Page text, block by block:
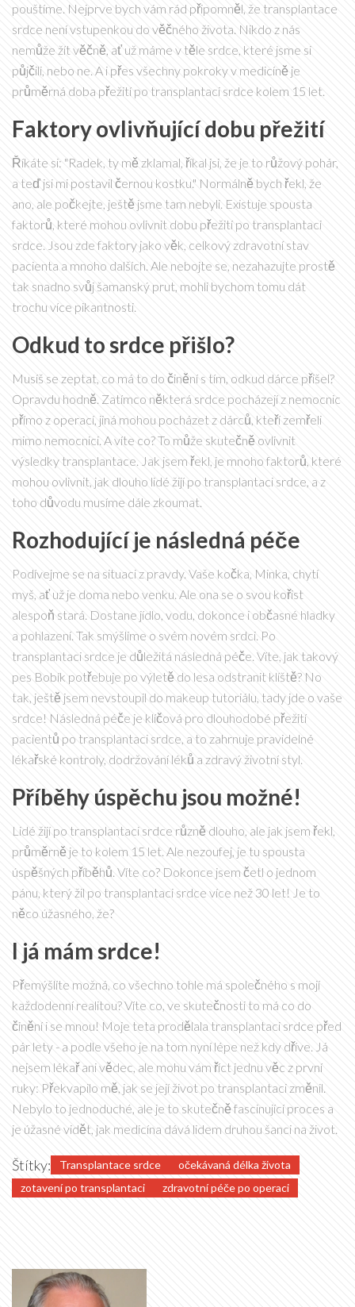
pouštíme. Nejprve bych vám rád připomněl, že transplantace
srdce není vstupenkou do věčného života. Nikdo z nás
nemůže žít věčně, ať už máme v těle srdce, které jsme si
půjčili, nebo ne. A i přes všechny pokroky v medicíně je
průměrná doba přežití po transplantaci srdce kolem 15 let.
Faktory ovlivňující dobu přežití
Říkáte si: "Radek, ty mě zklamal, říkal jsi, že je to růžový pohár,
a teď jsi mi postavil černou kostku." Normálně bych řekl, že
ano, ale počkejte, ještě jsme tam nebyli. Existuje spousta
faktorů, které mohou ovlivnit dobu přežití po transplantaci
srdce. Jsou zde faktory jako věk, celkový zdravotní stav
pacienta a mnoho dalších. Ale nebojte se, nezahazujte prostě
tak snadno svůj šamanský prut, mohli bychom tomu dát
trochu více pikantnosti.
Odkud to srdce přišlo?
Musíš se zeptat, co má to do činění s tím, odkud dárce přišel?
Opravdu hodně. Zatímco některá srdce pocházejí z nemocnic
přímo z operací, jiná mohou pocházet z dárců, kteří zemřeli
mimo nemocnici. A víte co? To může skutečně ovlivnit
výsledky transplantace. Jak jsem řekl, je mnoho faktorů, které
mohou ovlivnit, jak dlouho lidé žijí po transplantaci srdce, a z
toho důvodu musíme dále zkoumat.
Rozhodující je následná péče
Podívejme se na situaci z pravdy. Vaše kočka, Minka, chytí
myš, ať už je doma nebo venku. Ale ona se o svou kořist
alespoň stará. Dostane jídlo, vodu, dokonce i občasné hladky
a pohlazení. Tak smýšlíme o svém novém srdci. Po
transplantaci srdce je důležitá následná péče. Víte, jak takový
pes Bobík potřebuje po výletě do lesa odstranit klíště? No
tak, ještě jsem nevstoupil do makeup tutoriálu, tady jde o vaše
srdce! Následná péče je klíčová pro dlouhodobé přežití
pacientů po transplantaci srdce, a to zahrnuje pravidelné
lékařské kontroly, dodržování léků a zdravý životní styl.
Příběhy úspěchu jsou možné!
Lidé žijí po transplantaci srdce různě dlouho, ale jak jsem řekl,
průměrně je to kolem 15 let. Ale nezoufej, je tu spousta
úspěšných příběhů. Víte co? Dokonce jsem četl o jednom
pánu, který žil po transplantaci srdce více než 30 let! Je to
něco úžasného, že?
I já mám srdce!
Přemýšlíte možná, co všechno tohle má společného s mojí
každodenní realitou? Víte co, ve skutečnosti to má co do
činění i se mnou! Moje teta prodělala transplantaci srdce před
pár lety - a podle všeho je na tom nyní lépe než kdy dříve. Já
nejsem lékař ani vědec, ale mohu vám říct jednu věc z první
ruky: Překvapilo mě, jak se její život po transplantaci změnil.
Nebylo to jednoduché, ale je to skutečně fascinující proces a
je úžasné vidět, jak medicína dává lidem druhou šanci na život.
Štítky: Transplantace srdce
očekávaná délka života
zotavení po transplantaci
zdravotní péče po operaci